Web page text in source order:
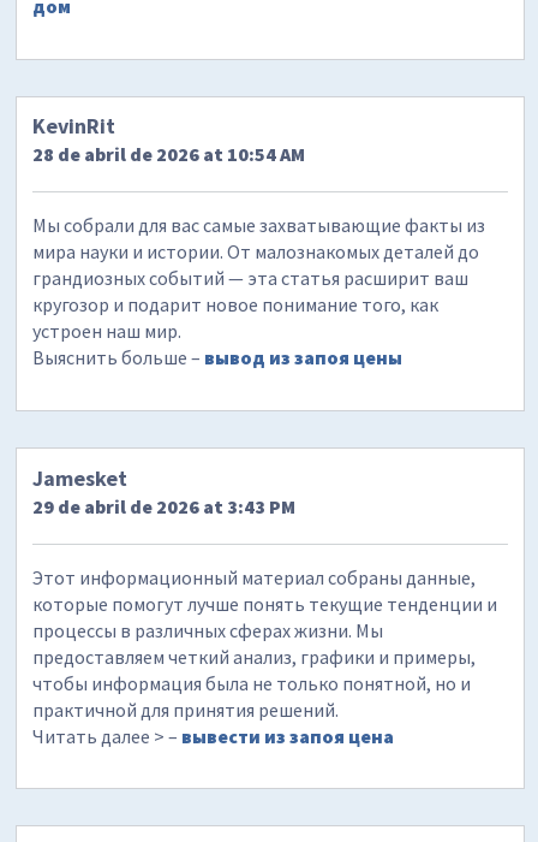
дом
KevinRit
28 de abril de 2026 at 10:54 AM
Мы собрали для вас самые захватывающие факты из
мира науки и истории. От малознакомых деталей до
грандиозных событий — эта статья расширит ваш
кругозор и подарит новое понимание того, как
устроен наш мир.
Выяснить больше – вывод из запоя цены
Jamesket
29 de abril de 2026 at 3:43 PM
Этот информационный материал собраны данные,
которые помогут лучше понять текущие тенденции и
процессы в различных сферах жизни. Мы
предоставляем четкий анализ, графики и примеры,
чтобы информация была не только понятной, но и
практичной для принятия решений.
Читать далее > – вывести из запоя цена